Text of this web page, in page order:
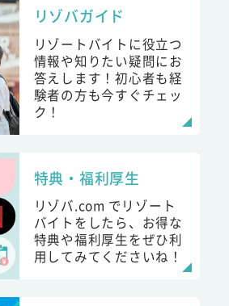
リゾバガイド
リゾートバイトに役立つ
情報や知りたい疑問にお
答えします！初心者も経
験者の方も今すぐチェッ
ク！
特典・福利厚生
リゾバ.com でリゾート
バイトをしたら、お得な
特典や福利厚生をぜひ利
用してみてくださいね！